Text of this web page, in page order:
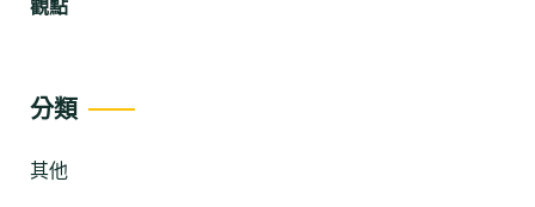
觀點
分類
其他